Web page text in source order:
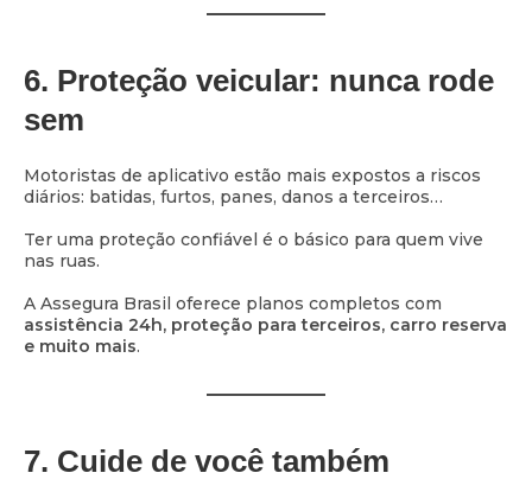
6. Proteção veicular: nunca rode
sem
Motoristas de aplicativo estão mais expostos a riscos
diários: batidas, furtos, panes, danos a terceiros…
Ter uma proteção confiável é o básico para quem vive
nas ruas.
A Assegura Brasil oferece planos completos com
assistência 24h, proteção para terceiros, carro reserva
e muito mais.
7. Cuide de você também